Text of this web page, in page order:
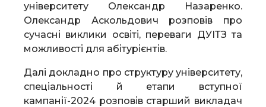
університету Олександр Назаренко.
Олександр Аскольдович розповів про
сучасні виклики освіті, переваги ДУІТЗ та
можливості для абітурієнтів.
Далі докладно про структуру університету,
спеціальності й етапи вступної
кампанії-2024 розповів старший викладач